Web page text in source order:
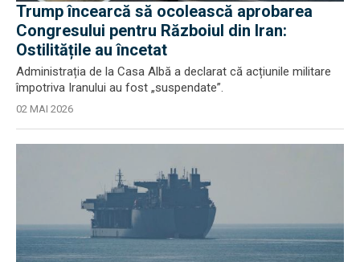
Trump încearcă să ocolească aprobarea
Congresului pentru Războiul din Iran:
Ostilitățile au încetat
Administrația de la Casa Albă a declarat că acțiunile militare
împotriva Iranului au fost „suspendate”.
02 MAI 2026